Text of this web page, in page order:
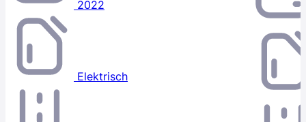
2022
Elektrisch